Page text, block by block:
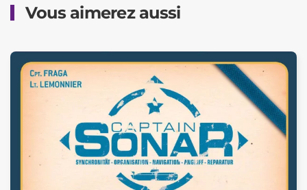
Vous aimerez aussi